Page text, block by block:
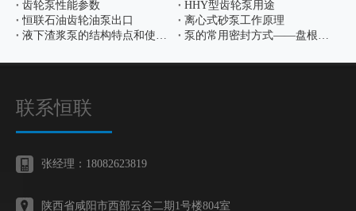
齿轮泵性能参数
HHY型齿轮泵用途
恒联石油齿轮油泵出口
离心式砂泵工作原理
液下渣浆泵的结构特点和使用范围
泵的常用密封方式——盘根密封与机械密封
联系恒联
张经理：18082623819
陕西省咸阳市西部云谷二期1号楼804室